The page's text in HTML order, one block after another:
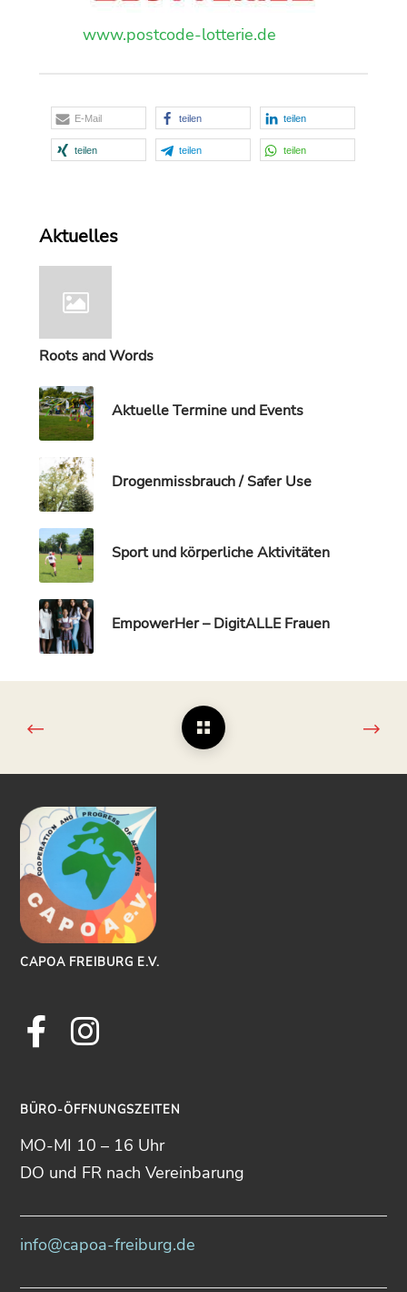
www.postcode-lotterie.de
E-Mail teilen teilen
teilen teilen teilen
Aktuelles
Roots and Words
Aktuelle Termine und Events
Drogenmissbrauch / Safer Use
Sport und körperliche Aktivitäten
EmpowerHer – DigitALLE Frauen
CAPOA FREIBURG E.V.
BÜRO-ÖFFNUNGSZEITEN
MO-MI 10 – 16 Uhr
DO und FR nach Vereinbarung
info@capoa-freiburg.de